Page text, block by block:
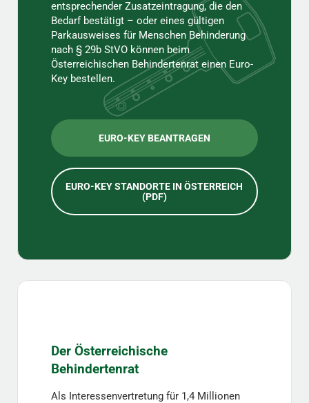
entsprechender Zusatzeintragung, die den
Bedarf bestätigt – oder eines gültigen
Parkausweises für Menschen Behinderung
nach § 29b StVO können beim
Österreichischen Behindertenrat einen Euro-
Key bestellen.
EURO-KEY BEANTRAGEN
EURO-KEY STANDORTE IN ÖSTERREICH
(PDF)
Der Österreichische
Behindertenrat
Als Interessenvertretung für 1,4 Millionen